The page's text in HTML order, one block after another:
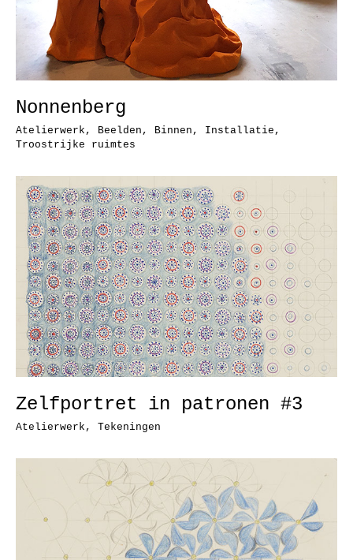
Nonnenberg
Atelierwerk , Beelden , Binnen , Installatie ,
Troostrijke ruimtes
Zelfportret in patronen #3
Atelierwerk , Tekeningen